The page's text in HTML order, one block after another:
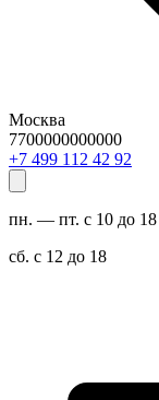
Москва
7700000000000
29 24 211 994 7+
пн. — пт. с 10 до 18
сб. с 12 до 18